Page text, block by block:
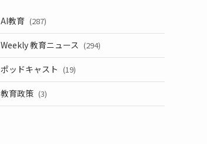
AI教育 (287)
Weekly 教育ニュース (294)
ポッドキャスト (19)
教育政策 (3)